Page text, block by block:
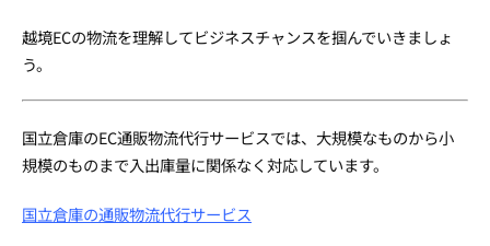
越境ECの物流を理解してビジネスチャンスを掴んでいきましょ
う。
国立倉庫のEC通販物流代行サービスでは、大規模なものから小
規模のものまで入出庫量に関係なく対応しています。
国立倉庫の通販物流代行サービス